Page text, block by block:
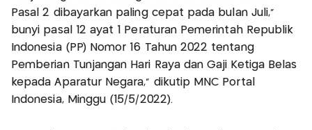
Pasal 2 dibayarkan paling cepat pada bulan Juli,"
bunyi pasal 12 ayat 1 Peraturan Pemerintah Republik
Indonesia (PP) Nomor 16 Tahun 2022 tentang
Pemberian Tunjangan Hari Raya dan Gaji Ketiga Belas
kepada Aparatur Negara," dikutip MNC Portal
Indonesia, Minggu (15/5/2022).